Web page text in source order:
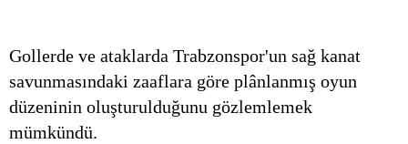
Gollerde ve ataklarda Trabzonspor'un sağ kanat
savunmasındaki zaaflara göre plânlanmış oyun
düzeninin oluşturulduğunu gözlemlemek
mümkündü.